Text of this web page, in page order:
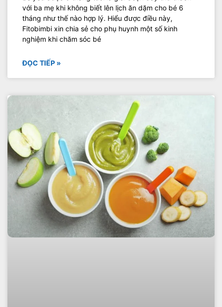
với ba mẹ khi không biết lên lịch ăn dặm cho bé 6
tháng như thế nào hợp lý. Hiểu được điều này,
Fitobimbi xin chia sẻ cho phụ huynh một số kinh
nghiệm khi chăm sóc bé
ĐỌC TIẾP »